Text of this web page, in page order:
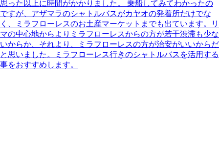
思った以上に時間がかかりました。 乗船してみてわかったの
ですが、アザマラのシャトルバスがカヤオの発着所だけでな
く、ミラフローレスのお土産マーケットまでも出ています。リ
マの中心地からよりミラフローレスからの方が若干渋滞も少な
いからか、それより、ミラフローレスの方が治安がいいからだ
と思いました。ミラフローレス行きのシャトルバスを活用する
事をおすすめします。